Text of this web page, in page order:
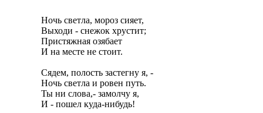
Ночь светла, мороз сияет,
Выходи - снежок хрустит;
Пристяжная озябает
И на месте не стоит.
Сядем, полость застегну я, -
Ночь светла и ровен путь.
Ты ни слова,- замолчу я,
И - пошел куда-нибудь!